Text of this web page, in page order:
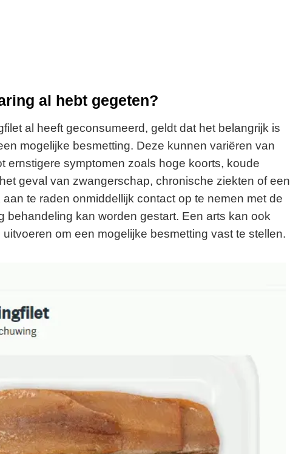
al hebt gegeten?
al heeft geconsumeerd, geldt dat het belangrijk is
mogelijke besmetting. Deze kunnen variëren van
ernstigere symptomen zoals hoge koorts, koude
geval van zwangerschap, chronische ziekten of een
te raden onmiddellijk contact op te nemen met de
behandeling kan worden gestart. Een arts kan ook
om een mogelijke besmetting vast te stellen.